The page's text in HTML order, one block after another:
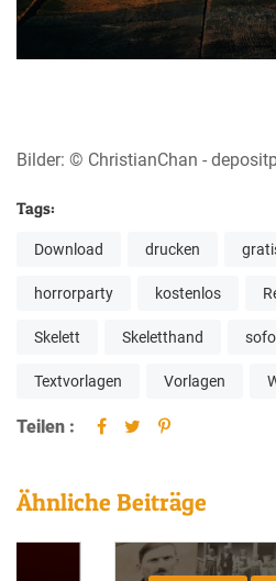
Bilder: © ChristianChan -
Tags:
Download drucken
horrorparty kostenlos
Skelett Skeletthand
Textvorlagen Vorlagen
Teilen :
Ähnliche Beiträge